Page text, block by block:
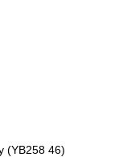
(YB258 46)